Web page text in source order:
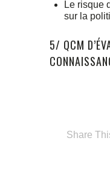
Le risque
sur la
5/ QCM
Share